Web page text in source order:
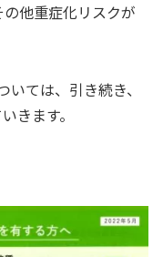
他重症化リスクが
ては、引き続き、
きます。